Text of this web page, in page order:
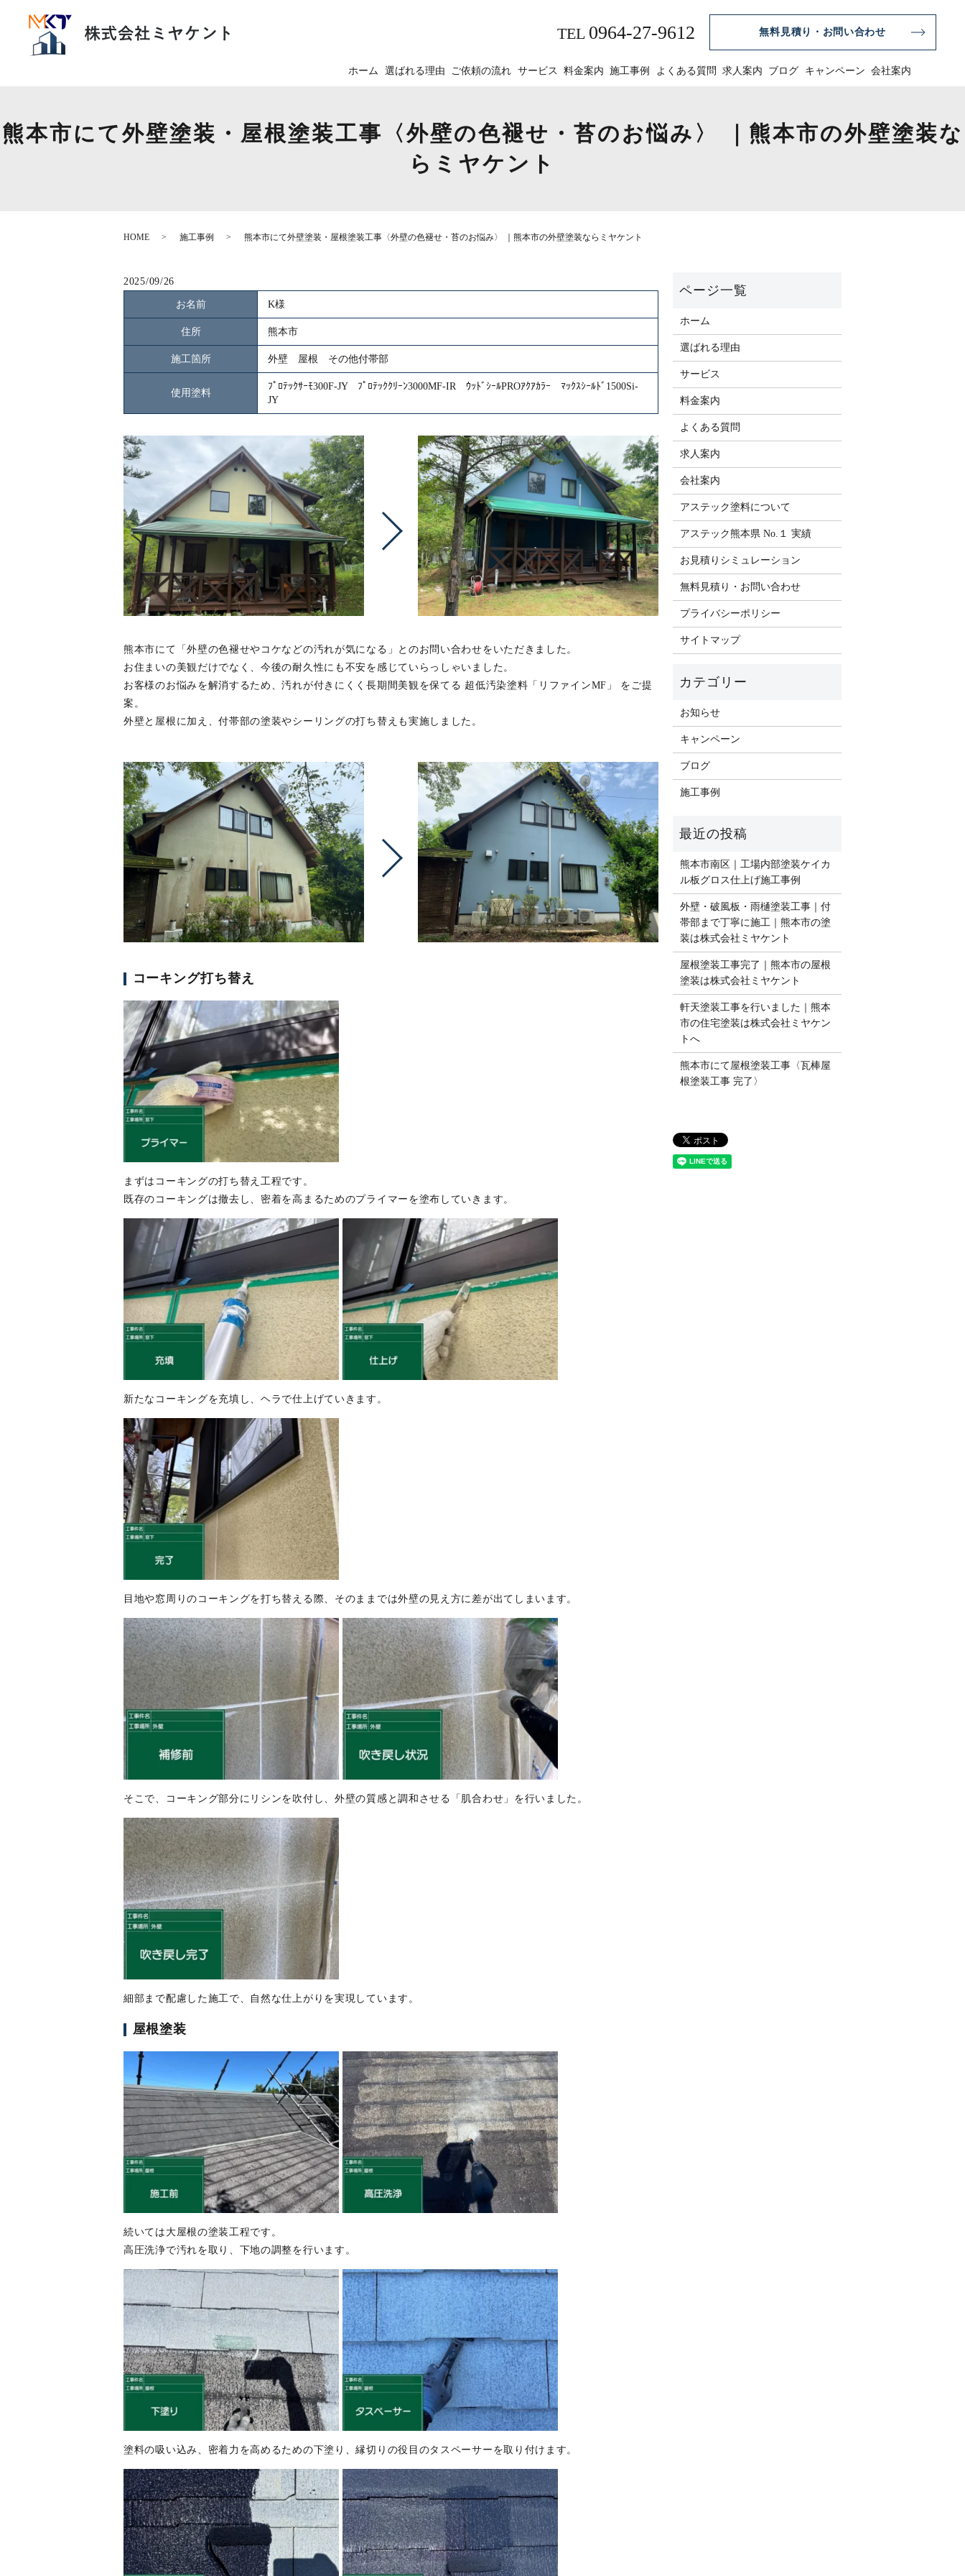
ホーム 選ばれる理由 ご依頼の流れ サービス 料金案内 施工事例 よくある質問 求人案内 ブログ キャンペーン 会社案内
TEL 0964-27-9612 無料見積り・お問い合わせ
熊本市にて外壁塗装・屋根塗装工事〈外壁の色褪せ・苔のお悩み〉 ｜熊本市の外壁塗装な
らミヤケント
HOME 施工事例 熊本市にて外壁塗装・屋根塗装工事〈外壁の色褪せ・苔のお悩み〉 ｜熊本市の外壁塗装ならミヤケント
2025/09/26
お名前 K様
住所 熊本市
施工箇所 外壁 屋根 その他付帯部
使用塗料
ﾌﾟﾛﾃｯｸｻｰﾓ300F-JY ﾌﾟﾛﾃｯｸｸﾘｰﾝ3000MF-IR ｳｯﾄﾞｼｰﾙPROｱｸｱｶﾗｰ ﾏｯｸｽｼｰﾙﾄﾞ1500Si-
JY
熊本市にて「外壁の色褪せやコケなどの汚れが気になる」とのお問い合わせをいただきました。
お住まいの美観だけでなく、今後の耐久性にも不安を感じていらっしゃいました。
お客様のお悩みを解消するため、汚れが付きにくく長期間美観を保てる 超低汚染塗料「リファインMF」 をご提
案。
外壁と屋根に加え、付帯部の塗装やシーリングの打ち替えも実施しました。
コーキング打ち替え
まずはコーキングの打ち替え工程です。
既存のコーキングは撤去し、密着を高まるためのプライマーを塗布していきます。
新たなコーキングを充填し、ヘラで仕上げていきます。
目地や窓周りのコーキングを打ち替える際、そのままでは外壁の見え方に差が出てしまいます。
そこで、コーキング部分にリシンを吹付し、外壁の質感と調和させる「肌合わせ」を行いました。
細部まで配慮した施工で、自然な仕上がりを実現しています。
屋根塗装
続いては大屋根の塗装工程です。
高圧洗浄で汚れを取り、下地の調整を行います。
塗料の吸い込み、密着力を高めるための下塗り、縁切りの役目のタスペーサーを取り付けます。
ホーム
選ばれる理由
サービス
料金案内
よくある質問
求人案内
会社案内
アステック塗料について
アステック熊本県 No.１ 実績
お見積りシミュレーション
無料見積り・お問い合わせ
プライバシーポリシー
サイトマップ
お知らせ
キャンペーン
ブログ
施工事例
熊本市南区｜工場内部塗装ケイカ
ル板グロス仕上げ施工事例
外壁・破風板・雨樋塗装工事｜付
帯部まで丁寧に施工｜熊本市の塗
装は株式会社ミヤケント
屋根塗装工事完了｜熊本市の屋根
塗装は株式会社ミヤケント
軒天塗装工事を行いました｜熊本
市の住宅塗装は株式会社ミヤケン
トへ
熊本市にて屋根塗装工事〈瓦棒屋
根塗装工事 完了〉